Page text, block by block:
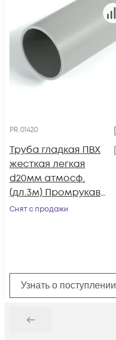
PR.01420
Труба гладкая ПВХ
жесткая легкая
d20мм атмосф.
(дл.3м) Промрукав
PR.01420
Снят с продажи
Узнать о поступлении
Назад